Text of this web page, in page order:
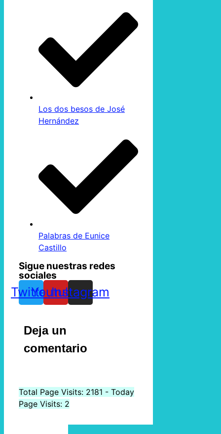
Los dos besos de José
Hernández
Palabras de Eunice
Castillo
Sigue nuestras redes
sociales
TwitterYoutube
Instagram
Deja un
comentario
Total Page Visits: 2181 - Today
Page Visits: 2